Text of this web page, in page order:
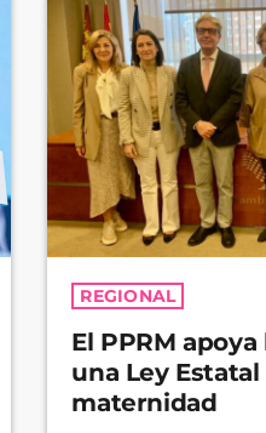
REGIONAL
El PPRM
una Ley
maternidad